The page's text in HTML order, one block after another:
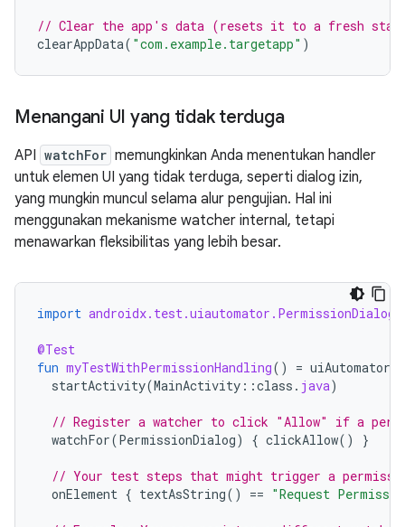
// Clear the app's data (resets it to a fresh
clearAppData( "com.example.targetapp" )
Menangani UI yang tidak terduga
API watchFor memungkinkan Anda menentukan handler
untuk elemen UI yang tidak terduga, seperti dialog izin,
yang mungkin muncul selama alur pengujian. Hal ini
menggunakan mekanisme watcher internal, tetapi
menawarkan fleksibilitas yang lebih besar.
import androidx.test.uiautomator.PermissionDialog
@Test
fun myTestWithPermissionHandling() = uiAutomator
startActivity(MainActivity ::class . java)
// Register a watcher to click "Allow" if a
watchFor(PermissionDialog) { clickAllow() }
// Your test steps that might trigger a
onElement { textAsString() == "Request